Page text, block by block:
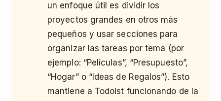
un enfoque útil es dividir los
proyectos grandes en otros más
pequeños y usar secciones para
organizar las tareas por tema (por
ejemplo: “Películas”, “Presupuesto”,
“Hogar” o “Ideas de Regalos”). Esto
mantiene a Todoist funcionando de la